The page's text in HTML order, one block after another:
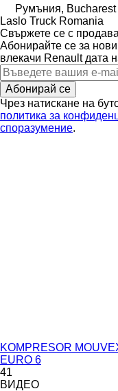
Румъния, Bucharest
Laslo Truck Romania
Свържете се с
Абонирайте се за
влекачи Renault дата
Абонирай се
Чрез натискане на
политика за
споразумение.
KOMPRESOR
EURO 6
41
ВИДЕО